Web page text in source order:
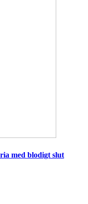
med blodigt slut